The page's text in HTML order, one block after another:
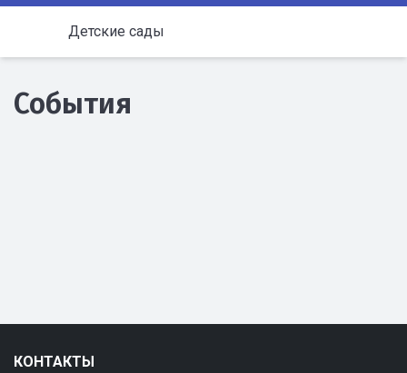
Детские сады
События
КОНТАКТЫ